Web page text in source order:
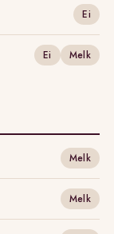
Ei
Ei Melk
Melk
Melk